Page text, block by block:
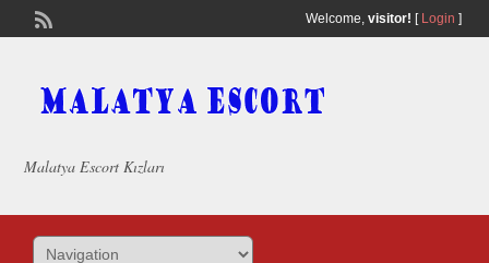
Welcome, visitor! [ Login ]
Malatya Escort Kızları